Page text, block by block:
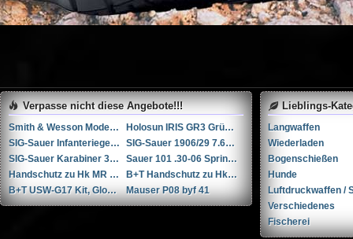
Verpasse nicht diese Angebote!!!
Smith & Wesson Modell 60 .357 Super Magnum
Holosun IRIS GR3 Grünlaser-Zielmodul mit sichtbarem/IR-Laser und Illuminator
SIG-Sauer Infanteriegewehr 96/11 .22 Long Rifle
SIG-Sauer 1906/29 7.65x22mm Parabellum / 7.65x22mm Luger /.30 Luger
SIG-Sauer Karabiner 31 7.5x55mm Schmidt Rubin
Sauer 101 .30-06 Springfield
Handschutz zu Hk MR .308
B+T Handschutz zu Hk MR 223
B+T USW-G17 Kit, Glock 17
Mauser P08 byf 41
Lieblings-
Langwaffen
Wiederladen
Bogenschießen
Hunde
Luftdruckwaffen /
Verschiedenes
Fischerei